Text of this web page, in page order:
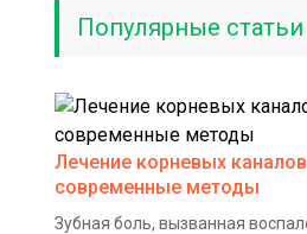
Популярные статьи
Лечение корневых
современные методы
Зубная боль, вызванная